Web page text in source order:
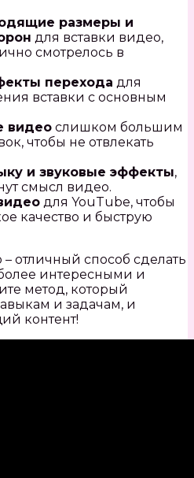
размеры и
для вставки видео,
смотрелось в
перехода для
вставки с основным
видео слишком большим
чтобы не отвлекать
и звуковые эффекты,
смысл видео.
для YouTube, чтобы
качество и быструю
отличный способ сделать
интересными и
метод, который
и задачам, и
контент!